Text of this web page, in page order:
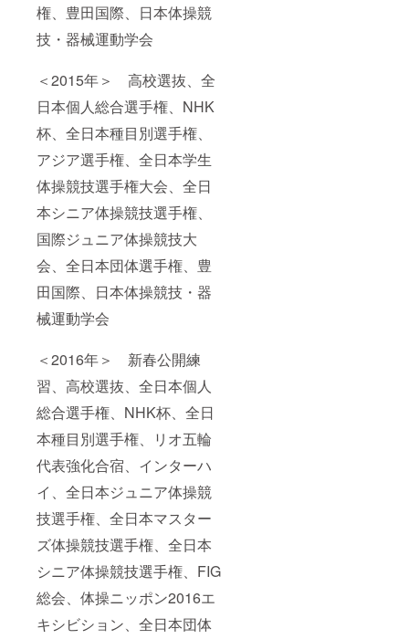
権、豊田国際、日本体操競
技・器械運動学会
＜2015年＞ 高校選抜、全
日本個人総合選手権、NHK
杯、全日本種目別選手権、
アジア選手権、全日本学生
体操競技選手権大会、全日
本シニア体操競技選手権、
国際ジュニア体操競技大
会、全日本団体選手権、豊
田国際、日本体操競技・器
械運動学会
＜2016年＞ 新春公開練
習、高校選抜、全日本個人
総合選手権、NHK杯、全日
本種目別選手権、リオ五輪
代表強化合宿、インターハ
イ、全日本ジュニア体操競
技選手権、全日本マスター
ズ体操競技選手権、全日本
シニア体操競技選手権、FIG
総会、体操ニッポン2016エ
キシビション、全日本団体